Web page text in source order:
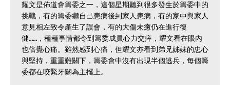
耀文是佈道會籌委之一，這個星期聽到很多發生於籌委中的
挑戰，有的籌委繼自己患病後到家人患病，有的家中與家人
意見相左致令產生了誤會，有的大傷未癒仍在進行復
健……，種種事情都令到籌委成員心力交瘁，耀文看在眼內
也倍覺心痛。雖然感到心痛，但耀文亦看到弟兄姊妹的忠心
與堅持，重重難關下，籌委會中沒有出現半個逃兵，每個籌
委都在咬緊牙關為主擺上。